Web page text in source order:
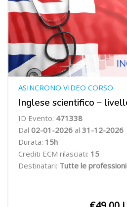
Inglese scientifico –
ASINCRONO VIDEO CORSO
ID Evento: 471338
Dal 02-01-2026 al 31-12-2026
Durata: 15h
Crediti ECM rilasciati: 15
Destinatari: Tutte le